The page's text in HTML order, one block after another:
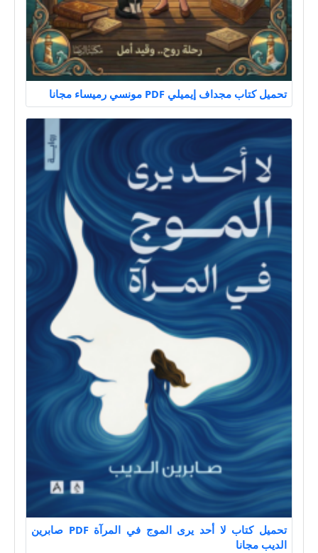
تحميل كتاب مجداف إيميلي PDF مونسي رميساء مجانا
تحميل كتاب لا أحد يرى الموج في المرآة PDF صابرين
الديب مجانا